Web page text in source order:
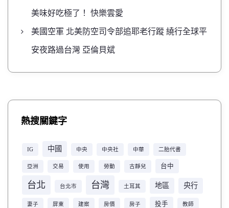
美味好吃極了！ 快樂雲愛
美國空軍 北美防空司令部追耶老行蹤 繞行全球平
安夜路過台灣 亞倫貝斌
熱搜關鍵字
IG 中國 中央 中央社 中華 二胎代書
亞洲 交易 使用 勞動 古靜兒 台中
台北 台北市 台灣 土耳其 地區 央行
妻子 屏東 建案 房價 房子 投手 教師